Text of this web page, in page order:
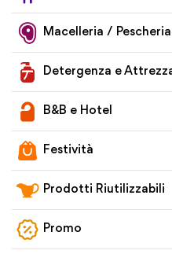
Macelleria / Pescheria
Detergenza e
B&B e Hotel
Festività
Prodotti Riutilizzabili
Promo